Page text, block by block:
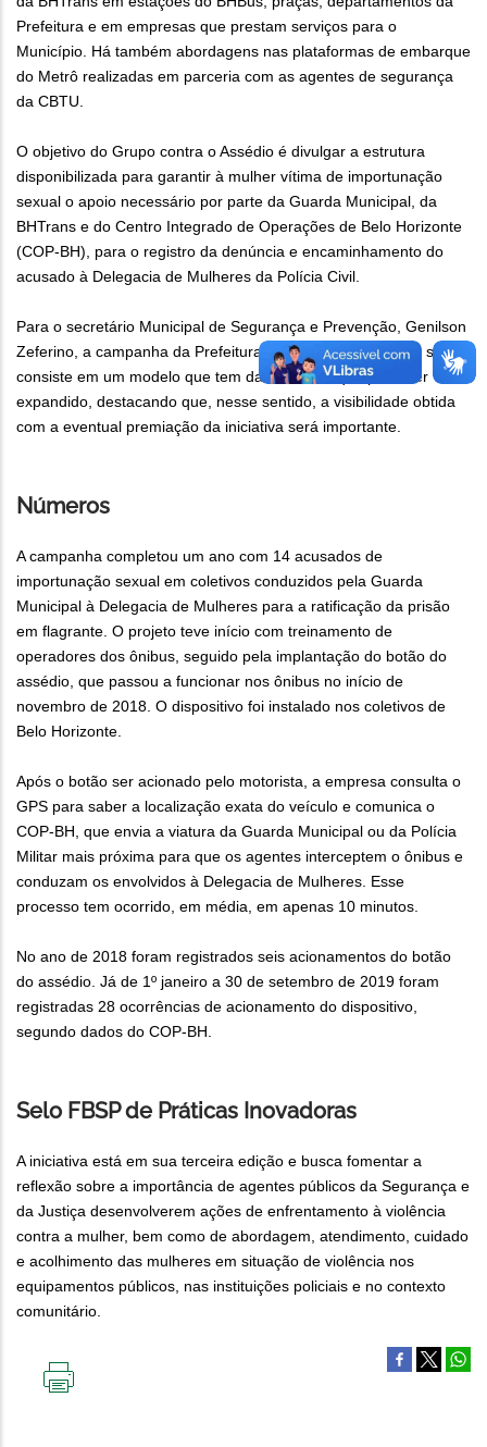
Prefeitura e em empresas que prestam serviços para o
Município. Há também abordagens nas plataformas de embarque
do Metrô realizadas em parceria com as agentes de segurança
da CBTU.
O objetivo do Grupo contra o Assédio é divulgar a estrutura
disponibilizada para garantir à mulher vítima de importunação
sexual o apoio necessário por parte da Guarda Municipal, da
BHTrans e do Centro Integrado de Operações de Belo Horizonte
(COP-BH), para o registro da denúncia e encaminhamento do
acusado à Delegacia de Mulheres da Polícia Civil.
Para o secretário Municipal de Segurança e Prevenção, Genilson
Zeferino, a campanha da Prefeitura contra a importunação sexual
consiste em um modelo que tem dado certo e que pode ser
expandido, destacando que, nesse sentido, a visibilidade obtida
com a eventual premiação da iniciativa será importante.
Números
A campanha completou um ano com 14 acusados de
importunação sexual em coletivos conduzidos pela Guarda
Municipal à Delegacia de Mulheres para a ratificação da prisão
em flagrante. O projeto teve início com treinamento de
operadores dos ônibus, seguido pela implantação do botão do
assédio, que passou a funcionar nos ônibus no início de
novembro de 2018. O dispositivo foi instalado nos coletivos de
Belo Horizonte.
Após o botão ser acionado pelo motorista, a empresa consulta o
GPS para saber a localização exata do veículo e comunica o
COP-BH, que envia a viatura da Guarda Municipal ou da Polícia
Militar mais próxima para que os agentes interceptem o ônibus e
conduzam os envolvidos à Delegacia de Mulheres. Esse
processo tem ocorrido, em média, em apenas 10 minutos.
No ano de 2018 foram registrados seis acionamentos do botão
do assédio. Já de 1º janeiro a 30 de setembro de 2019 foram
registradas 28 ocorrências de acionamento do dispositivo,
segundo dados do COP-BH.
Selo FBSP de Práticas Inovadoras
A iniciativa está em sua terceira edição e busca fomentar a
reflexão sobre a importância de agentes públicos da Segurança e
da Justiça desenvolverem ações de enfrentamento à violência
contra a mulher, bem como de abordagem, atendimento, cuidado
e acolhimento das mulheres em situação de violência nos
equipamentos públicos, nas instituições policiais e no contexto
comunitário.